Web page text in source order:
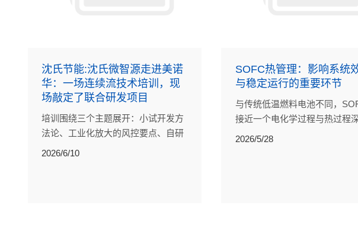
沈氏节能:沈氏微智源走进美诺
华：一场连续流技术培训，现
场敲定了联合研发项目
培训围绕三个主题展开：小试开发方
法论、工业化放大的风控要点、自研
微通道设备及沈氏节能。提问主要聚
2026/6/10
SOFC热管理：影响系统
与稳定运行的重要环节
与传统低温燃料电池不同，
接近一个电化学过程与热过程
合的高温能量转换系统。热管理
2026/5/28